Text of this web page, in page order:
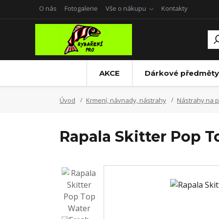
O nás Fotogalerie Vše o nákupu Kontakty
AKCE Dárkové předměty
Úvod Krmení, návnady, nástrahy Nástrahy na
Rapala Skitter Pop